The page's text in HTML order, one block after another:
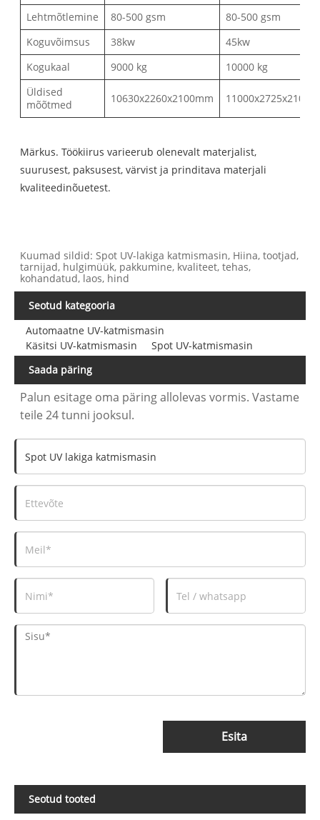
Lehtmõtlemine 80-500 gsm
80-500 gsm
Koguvõimsus
38kw
45kw
Kogukaal
9000 kg
10000 kg
Üldised
mõõtmed
10630x2260x2100mm
Märkus. Töökiirus varieerub olenevalt materjalist,
suurusest, paksusest, värvist ja prinditava materjali
kvaliteedinõuetest.
Kuumad sildid: Spot UV-lakiga katmismasin, Hiina, tootjad,
tarnijad, hulgimüük, pakkumine, kvaliteet, tehas,
kohandatud, laos, hind
Seotud kategooria
Automaatne UV-katmismasin
Käsitsi UV-katmismasin
Spot UV-katmismasin
Saada päring
Palun esitage oma päring allolevas vormis. Vastame
teile 24 tunni jooksul.
Esita
Seotud tooted